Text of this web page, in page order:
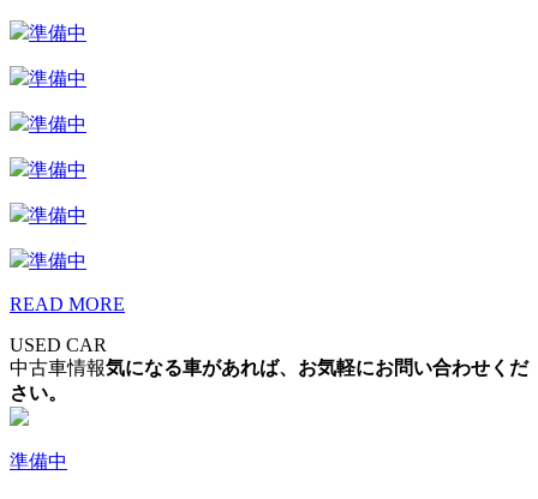
準備中
準備中
準備中
準備中
準備中
準備中
READ MORE
USED CAR
中古車情報気になる車があれば、お気軽にお問い合わせくだ
さい。
準備中